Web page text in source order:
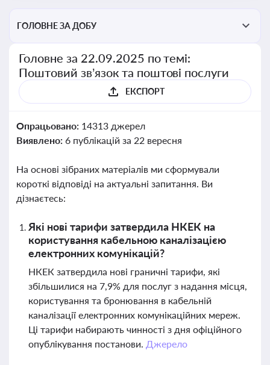
ГОЛОВНЕ ЗА ДОБУ
Головне за 22.09.2025 по темі:
Поштовий зв’язок та поштові послуги
ЕКСПОРТ
Опрацьовано: 14313 джерел
Виявлено: 6 публікацій за 22 вересня
На основі зібраних матеріалів ми сформували
короткі відповіді на актуальні запитання. Ви
дізнаєтесь:
Які нові тарифи затвердила НКЕК на
користування кабельною каналізацією
електронних комунікацій?
НКЕК затвердила нові граничні тарифи, які
збільшилися на 7,9% для послуг з надання місця,
користування та бронювання в кабельній
каналізації електронних комунікаційних мереж.
Ці тарифи набирають чинності з дня офіційного
опублікування постанови. Джерело